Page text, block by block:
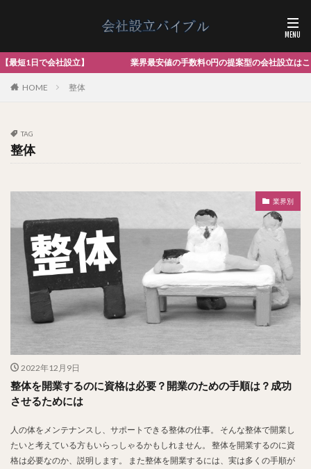
設立】 業界最安値の手数料0円の提案型の会社設立はこちらまで
HOME 整体
TAG
整体
業界別
2022年12月9日
整体を開業するのに資格は必要？開業のための手順は？成功
させるためには
人の体をメンテナンスし、サポートできる整体の仕事。 そんな整体で開業し
たいと考えている方もいらっしゃるかもしれません。 整体を開業するのに資
格は必要なのか、説明します。 また整体を開業するには、実は多くの手順が